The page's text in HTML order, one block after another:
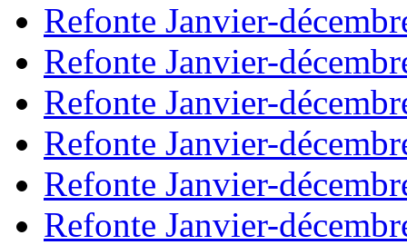
Refonte Janvier-
Refonte Janvier-
Refonte Janvier-
Refonte Janvier-
Refonte Janvier-
Refonte Janvier-